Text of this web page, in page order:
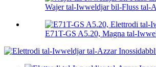
Wajer tal-Iwweldjar bil-Fluss tal-
E71T-GS A5.20, Magna tal-